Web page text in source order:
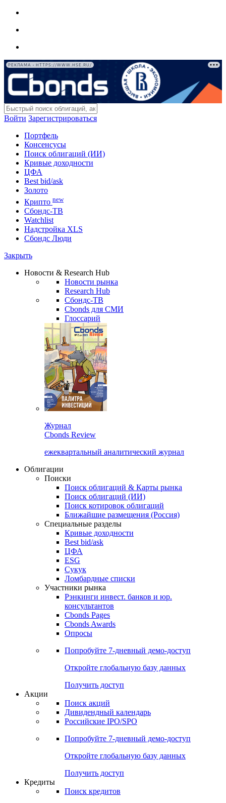
РЕКЛАМА • HTTPS://WWW.HSE.RU/
Войти Зарегистрироваться
Портфель
Консенсусы
Поиск облигаций (ИИ)
Кривые доходности
ЦФА
Best bid/ask
Золото
Крипто new
Сбондс-ТВ
Watchlist
Надстройка XLS
Сбондс Люди
Закрыть
Новости & Research Hub
Новости рынка
Research Hub
Сбондс-ТВ
Cbonds для СМИ
Глоссарий
Журнал
Cbonds Review
ежеквартальный аналитический журнал
Облигации
Поиски
Поиск облигаций & Карты рынка
Поиск облигаций (ИИ)
Поиск котировок облигаций
Ближайшие размещения (Россия)
Специальные разделы
Кривые доходности
Best bid/ask
ЦФА
ESG
Сукук
Ломбардные списки
Участники рынка
Рэнкинги инвест. банков и юр.
консультантов
Cbonds Pages
Cbonds Awards
Опросы
Попробуйте 7-дневный демо-доступ
Откройте глобальную базу данных
Получить доступ
Акции
Поиск акций
Дивидендный календарь
Российские IPO/SPO
Попробуйте 7-дневный демо-доступ
Откройте глобальную базу данных
Получить доступ
Кредиты
Поиск кредитов